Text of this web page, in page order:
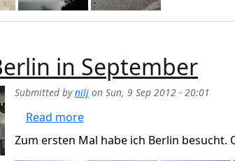
in September
Submitted byniljon Sun, 9 Sep 2012 - 20:01
Read moreabout Ost-Berlin in
Zum ersten Mal habe ich Berlin besucht.